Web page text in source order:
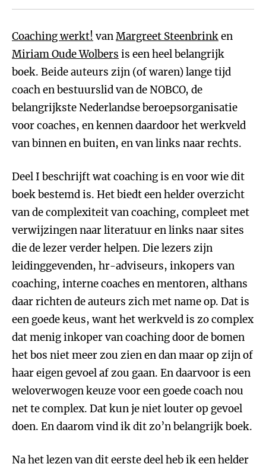
Coaching werkt! vanMargreet Steenbrinken
Miriam Oude Wolbers is een heel belangrijk
boek. Beide auteurs zijn (of waren) lange tijd
coach en bestuurslid van de NOBCO, de
belangrijkste Nederlandse beroepsorganisatie
voor coaches, en kennen daardoor het werkveld
van binnen en buiten, en van links naar rechts.
Deel I beschrijft wat coaching is en voor wie dit
boek bestemd is. Het biedt een helder overzicht
van de complexiteit van coaching, compleet met
verwijzingen naar literatuur en links naar sites
die de lezer verder helpen. Die lezers zijn
leidinggevenden, hr-adviseurs, inkopers van
coaching, interne coaches en mentoren, althans
daar richten de auteurs zich met name op. Dat is
een goede keus, want het werkveld is zo complex
dat menig inkoper van coaching door de bomen
het bos niet meer zou zien en dan maar op zijn of
haar eigen gevoel af zou gaan. En daarvoor is een
weloverwogen keuze voor een goede coach nou
net te complex. Dat kun je niet louter op gevoel
doen. En daarom vind ik dit zo’n belangrijk boek.
Na het lezen van dit eerste deel heb ik een helder